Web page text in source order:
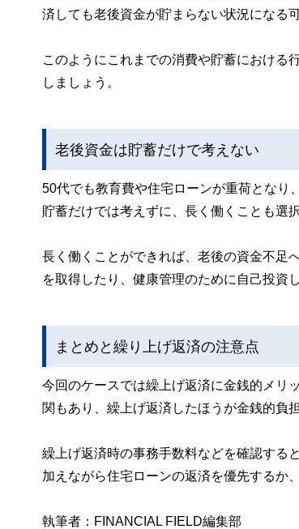
済しても老後資金が貯まらない状況になる
このようにこれまでの消費や貯蓄における
しましょう。
老後資金は貯蓄だけで考えない
50代でも教育費や住宅ローンが重荷となり
貯蓄だけでは考えずに、長く働くことも選
長く働くことができれば、老後の資金不足
を取得したり、健康管理のために自己投資
まとめと繰り上げ返済の注意点
今回のケースでは繰上げ返済に金銭的メリ
関もあり、繰上げ返済したほうが金銭的負
繰上げ返済時の事務手数料などを確認する
加えながら住宅ローンの返済を優先するか
執筆者：FINANCIAL FIELD編集部